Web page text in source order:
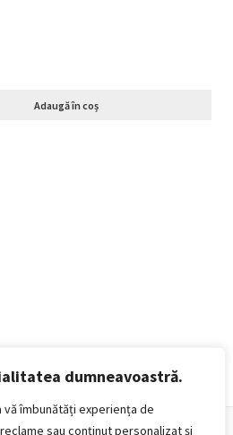
dumneavoastră.
îmbunătăți experiența de
sau conținut personalizat și
Adaugă în coș